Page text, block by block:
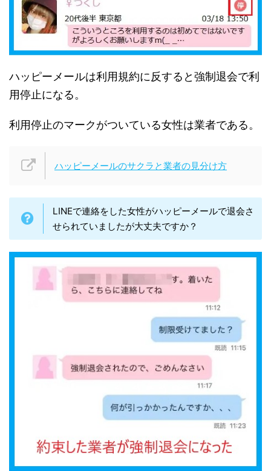
ハッピーメールは利用規約に反すると強制退会で利
用停止になる。
利用停止のマークがついている女性は業者である。
ハッピーメールのサクラと業者の見分け方
LINEで連絡をした女性がハッピーメールで退会さ
せられていましたが大丈夫ですか？